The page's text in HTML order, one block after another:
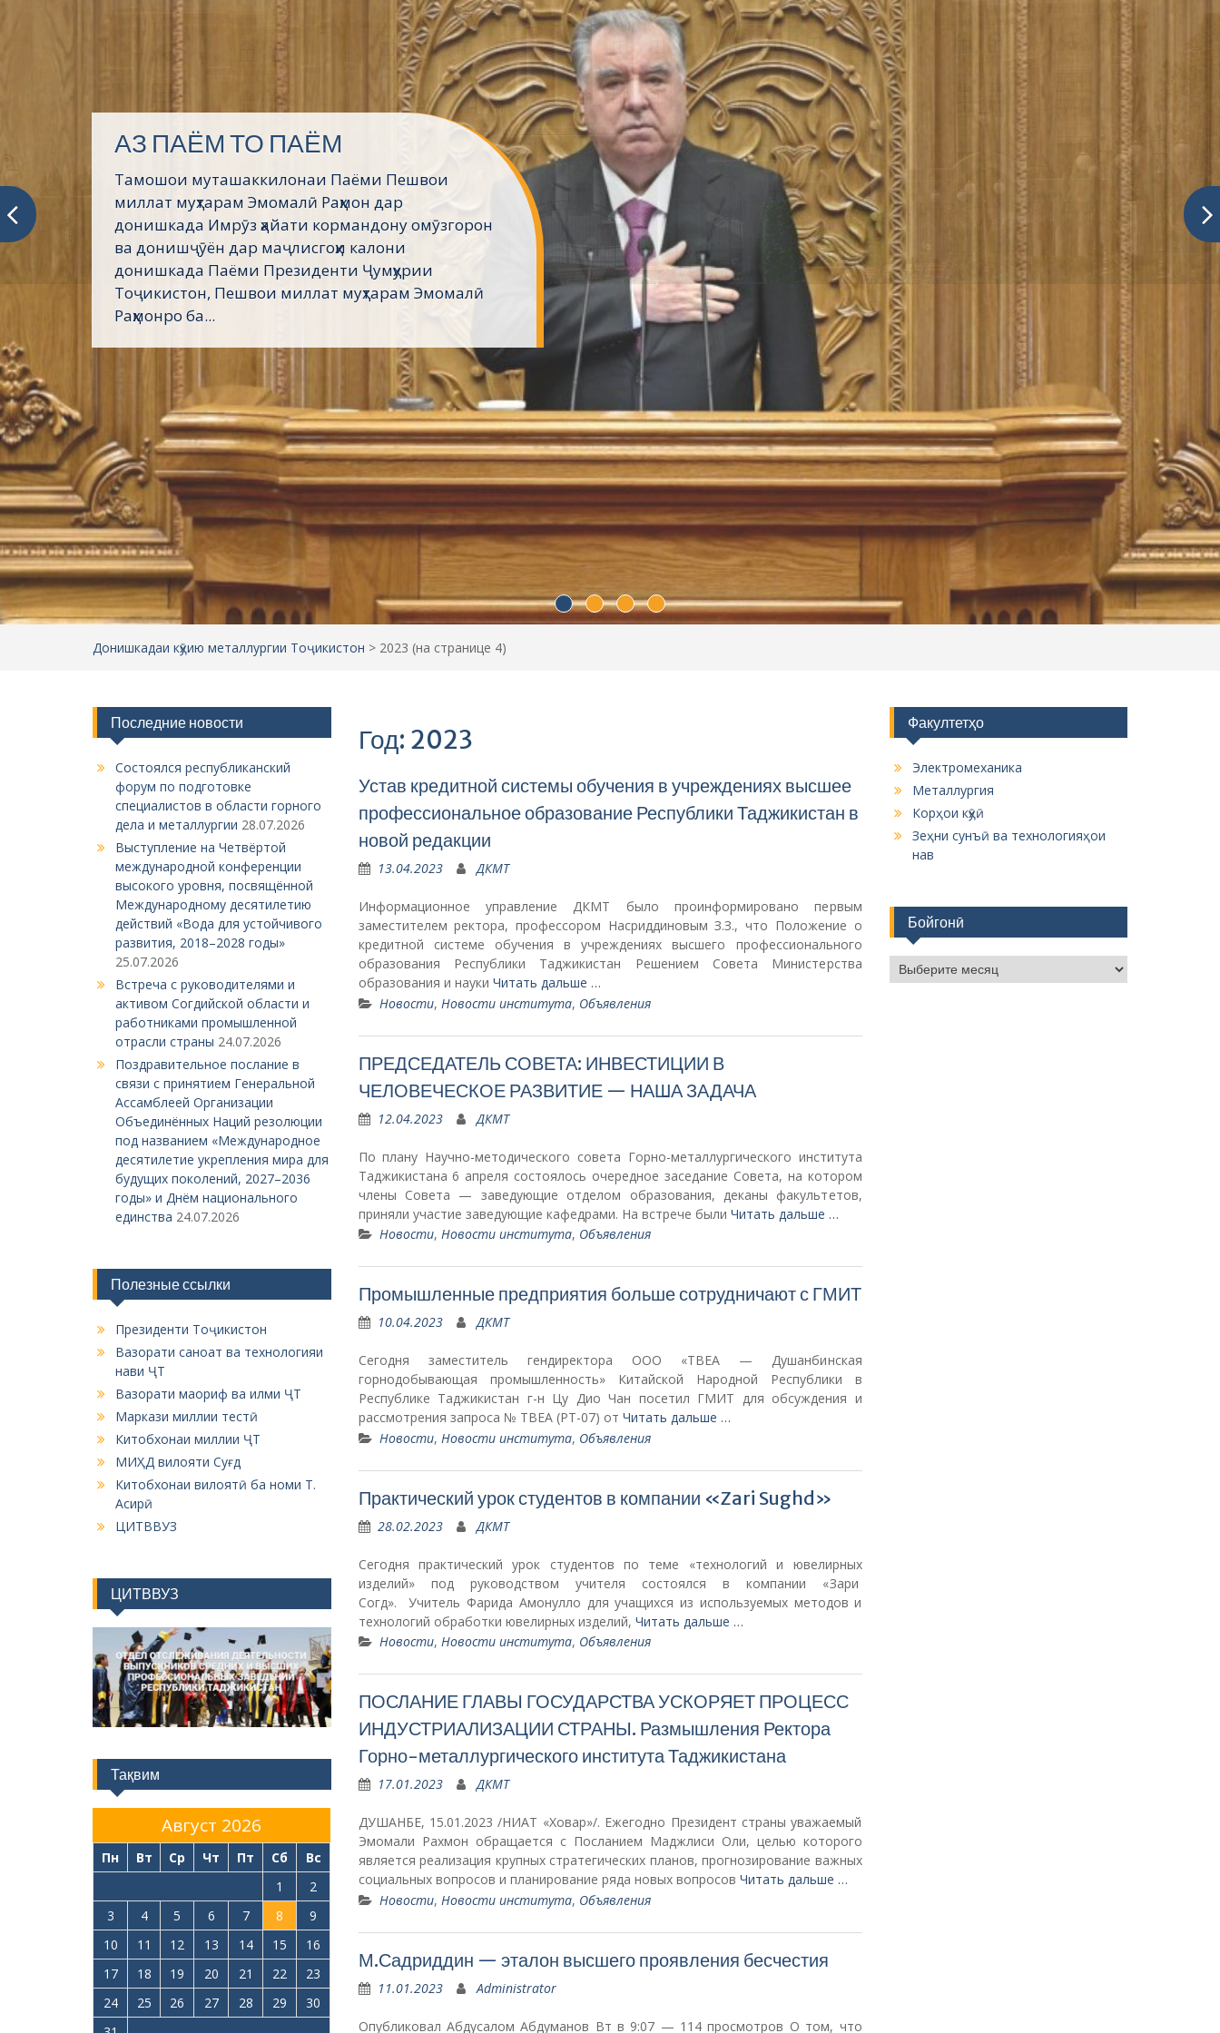
АЗ ПАЁМ ТО ПАЁМ
Тамошои муташаккилонаи Паёми Пешвои
миллат муҳтарам Эмомалӣ Раҳмон дар
донишкада Имрӯз ҳайати кормандону омӯзгорон
ва донишҷӯён дар маҷлисгоҳи калони
донишкада Паёми Президенти Ҷумҳурии
Тоҷикистон, Пешвои миллат муҳтарам Эмомалӣ
Раҳмонро ба...
Донишкадаи кӯҳию металлургии Тоҷикистон > 2023 (на странице 4)
Год: 2023
Устав кредитной системы обучения в учреждениях высшее
профессиональное образование Республики Таджикистан в
новой редакции
13.04.2023 ДКМТ
Информационное управление ДКМТ было проинформировано первым
заместителем ректора, профессором Насриддиновым З.З., что Положение о
кредитной системе обучения в учреждениях высшего профессионального
образования Республики Таджикистан Решением Совета Министерства
образования и науки Читать дальше …
Новости, Новости института, Объявления
ПРЕДСЕДАТЕЛЬ СОВЕТА: ИНВЕСТИЦИИ В
ЧЕЛОВЕЧЕСКОЕ РАЗВИТИЕ — НАША ЗАДАЧА
12.04.2023 ДКМТ
По плану Научно-методического совета Горно-металлургического института
Таджикистана 6 апреля состоялось очередное заседание Совета, на котором
члены Совета — заведующие отделом образования, деканы факультетов,
приняли участие заведующие кафедрами. На встрече были Читать дальше …
Новости, Новости института, Объявления
Промышленные предприятия больше сотрудничают с ГМИТ
10.04.2023 ДКМТ
Сегодня заместитель гендиректора ООО «ТВЕА — Душанбинская
горнодобывающая промышленность» Китайской Народной Республики в
Республике Таджикистан г-н Цу Дио Чан посетил ГМИТ для обсуждения и
рассмотрения запроса № ТВЕА (РТ-07) от Читать дальше …
Новости, Новости института, Объявления
Практический урок студентов в компании «Zari Sughd»
28.02.2023 ДКМТ
Сегодня практический урок студентов по теме «технологий и ювелирных
изделий» под руководством учителя состоялся в компании «Зари
Согд». Учитель Фарида Амонулло для учащихся из используемых методов и
технологий обработки ювелирных изделий, Читать дальше …
Новости, Новости института, Объявления
ПОСЛАНИЕ ГЛАВЫ ГОСУДАРСТВА УСКОРЯЕТ ПРОЦЕСС
ИНДУСТРИАЛИЗАЦИИ СТРАНЫ. Размышления Ректора
Горно-металлургического института Таджикистана
17.01.2023 ДКМТ
ДУШАНБЕ, 15.01.2023 /НИАТ «Ховар»/. Ежегодно Президент страны уважаемый
Эмомали Рахмон обращается с Посланием Маджлиси Оли, целью которого
является реализация крупных стратегических планов, прогнозирование важных
социальных вопросов и планирование ряда новых вопросов Читать дальше …
Новости, Новости института, Объявления
М.Садриддин — эталон высшего проявления бесчестия
11.01.2023 Administrator
Опубликовал Абдусалом Абдуманов Вт в 9:07 — 114 просмотров О том, что
Последние новости
Состоялся республиканский
форум по подготовке
специалистов в области горного
дела и металлургии 28.07.2026
Выступление на Четвёртой
международной конференции
высокого уровня, посвящённой
Международному десятилетию
действий «Вода для устойчивого
развития, 2018–2028 годы»
25.07.2026
Встреча с руководителями и
активом Согдийской области и
работниками промышленной
отрасли страны 24.07.2026
Поздравительное послание в
связи с принятием Генеральной
Ассамблеей Организации
Объединённых Наций резолюции
под названием «Международное
десятилетие укрепления мира для
будущих поколений, 2027–2036
годы» и Днём национального
единства 24.07.2026
Полезные ссылки
Президенти Тоҷикистон
Вазорати саноат ва технологияи
нави ҶТ
Вазорати маориф ва илми ҶТ
Маркази миллии тестӣ
Китобхонаи миллии ҶТ
МИҲД вилояти Суғд
Китобхонаи вилоятӣ ба номи Т.
Асирӣ
ЦИТВВУЗ
ЦИТВВУЗ
Тақвим
Август 2026
Пн Вт Ср Чт Пт Сб Вс
1
2
3
4 5 6 7 8
9
10
11 12 13 14 15
16
17
18 19 20 21 22
23
24
25 26 27 28 29
30
Факултетҳо
Электромеханика
Металлургия
Корҳои кӯҳӣ
Зеҳни сунъӣ ва технологияҳои
нав
Бойгонӣ
о